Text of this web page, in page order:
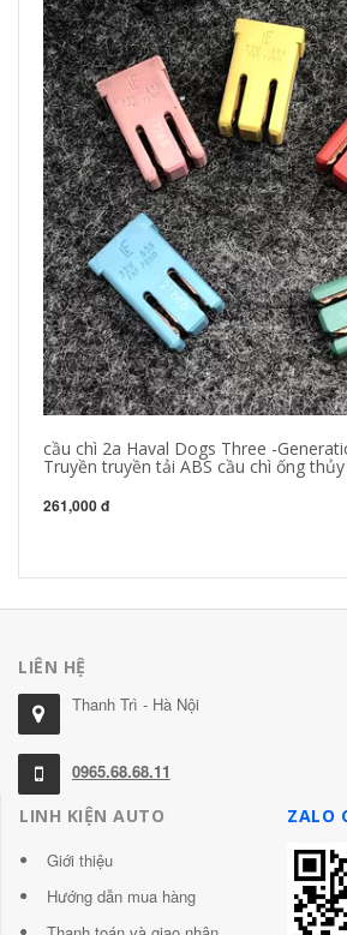
cầu chì 2a Haval Dogs Three -
Truyền truyền tải ABS cầu chì ống
261,000 đ
LIÊN HỆ
Thanh Trì - Hà Nội
0965.68.68.11
LINH KIỆN AUTO
Giới thiệu
Hướng dẫn mua hàng
ZALO